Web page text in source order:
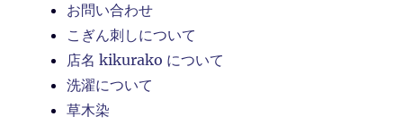
お問い合わせ
こぎん刺しについて
店名 kikurako について
洗濯について
草木染